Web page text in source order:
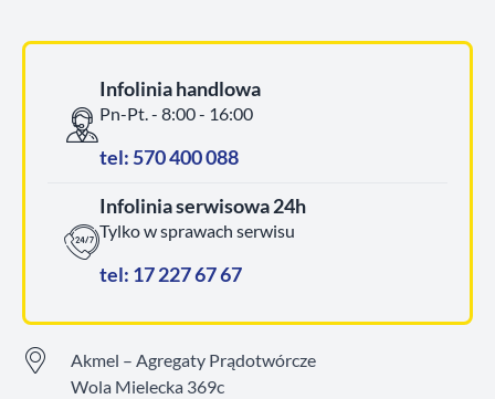
Infolinia handlowa
Pn-Pt. - 8:00 - 16:00
tel: 570 400 088
Infolinia serwisowa 24h
Tylko w sprawach serwisu
tel: 17 227 67 67
Akmel – Agregaty Prądotwórcze
Wola Mielecka 369c